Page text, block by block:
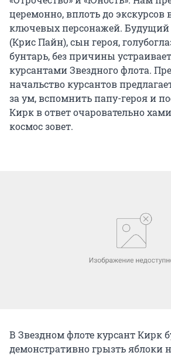
церемонно, вплоть до экскурсов
ключевых персонажей.
(Крис Пайн), сын героя,
бунтарь, без причины
курсантами Звездного флота.
начальство курсантов
за ум, вспомнить папу-героя и
Кирк в ответ очаровательно
космос зовет.
В Звездном флоте курсант Кирк
демонстративно грызть яблоки